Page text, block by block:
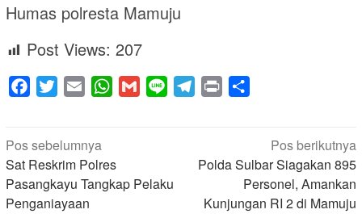
Humas polresta Mamuju
Post Views: 207
Facebook
Twitter Email WhatsApp
Gmail Line Telegram
Print
Navigasi
pos
Pos sebelumnya
Sat Reskrim Polres
Pasangkayu Tangkap Pelaku
Penganiayaan
Pos berikutnya
Polda Sulbar Siagakan 895
Personel, Amankan
Kunjungan RI 2 di Mamuju